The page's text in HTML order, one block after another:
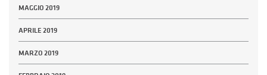
MAGGIO 2019
APRILE 2019
MARZO 2019